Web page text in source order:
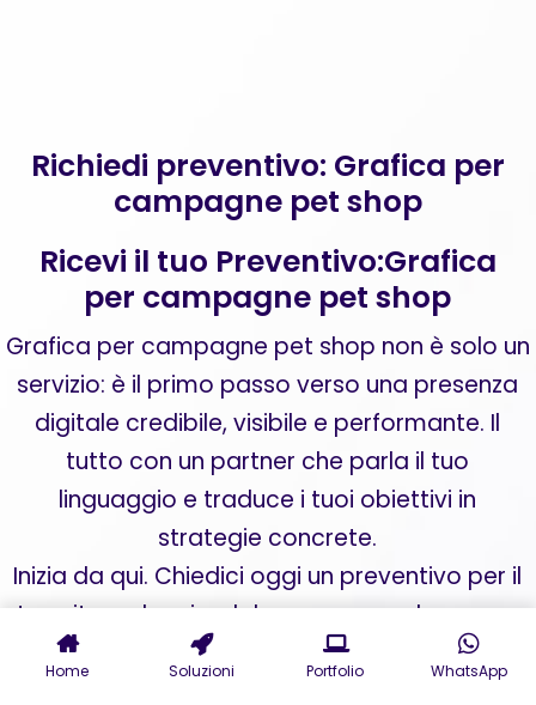
Richiedi preventivo: Grafica per
campagne pet shop
Ricevi il tuo Preventivo:Grafica
per campagne pet shop
Grafica per campagne pet shop non è solo un
servizio: è il primo passo verso una presenza
digitale credibile, visibile e performante. Il
tutto con un partner che parla il tuo
linguaggio e traduce i tuoi obiettivi in
strategie concrete.
Inizia da qui. Chiedici oggi un preventivo per il
tuo sito web aziendale o una consulenza per
digital marketing personalizzata. La
Home Soluzioni Portfolio WhatsApp